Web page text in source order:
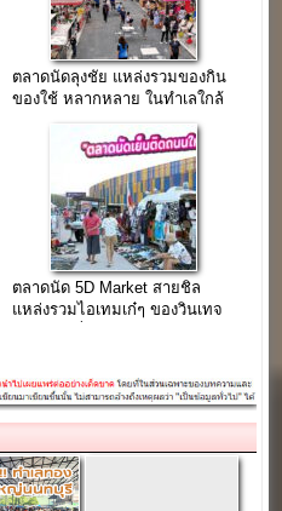
ตลาดนัดลุงชัย แหล่งรวมของกิน
ของใช้ หลากหลาย ในทำเลใกล้
ตลาดนัด 5D Market สายชิล
แหล่งรวมไอเทมเก๋ๆ ของวินเทจ